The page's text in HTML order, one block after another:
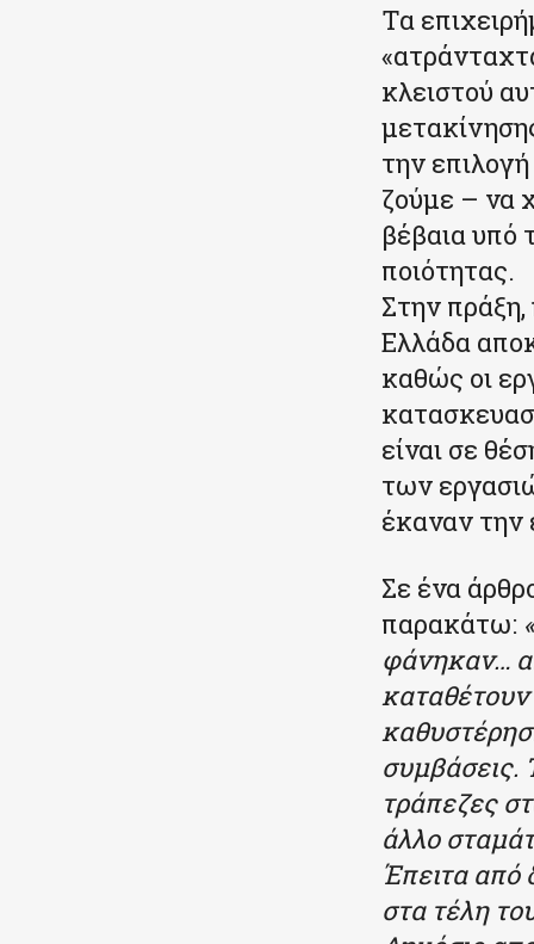
Τα
κλειστού
την
ζούμε – να
βέβαια υπό
ποιότητας.
Στην
Ελλάδα
καθώς οι
είναι σε
των
έκαναν την
Σε ένα
παρακάτω:
φάνηκαν…
συμβάσεις.
τράπεζες
άλλο
Έπειτα από
στα τέλη